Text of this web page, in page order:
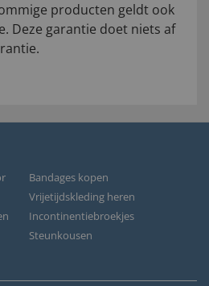
producten geldt ook
Deze garantie doet niets af
Bandages kopen
Vrijetijdskleding heren
Incontinentiebroekjes
Steunkousen